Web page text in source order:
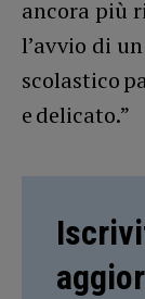
ancora più
l’avvio di
scolastico
e delicato.”